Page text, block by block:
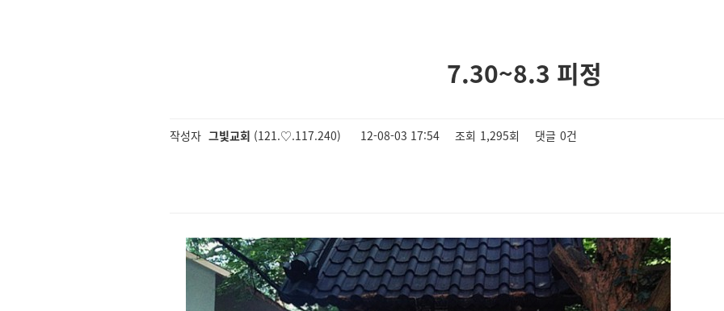
7.30~8.3 피정
작성자 그빛교회 (121.♡.117.240) 12-08-03 17:54 조회 1,295회 댓글 0건